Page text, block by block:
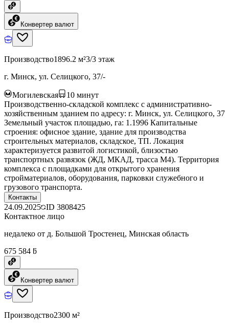
Конвертер валют
Производство1896.2 м²3/3 этаж
г. Минск, ул. Селицкого, 37/-
Могилевская 10 минут
Производственно-складской комплекс с административно-
хозяйственным зданием по адресу: г. Минск, ул. Селицкого, 37
Земельный участок площадью, га: 1.1996 Капитальные
строения: офисное здание, здание для производства
строительных материалов, складское, ТП. Локация
характеризуется развитой логистикой, близостью
транспортных развязок (ЖД, МКАД, трасса М4). Территория
комплекса с площадками для открытого хранения
стройматериалов, оборудования, парковки служебного и
грузового транспорта.
Контакты
24.09.2025 ID 3808425
Контактное лицо
недалеко от д. Большой Тростенец, Минская область
675 584 ƃ
Конвертер валют
Производство2300 м²